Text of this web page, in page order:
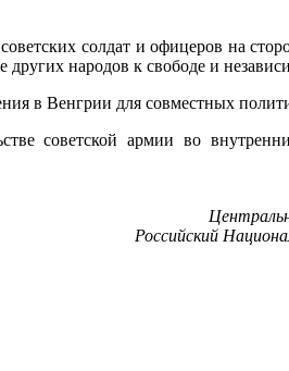
солдат и офицеров на
народов к свободе и
в Венгрии для совместных
советской армии во
Российский